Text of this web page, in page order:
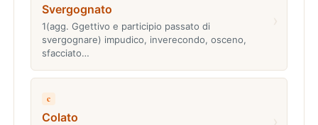
Svergognato
1(agg. Ggettivo e participio passato di
svergognare) impudico, inverecondo, osceno,
sfacciato…
c
Colato